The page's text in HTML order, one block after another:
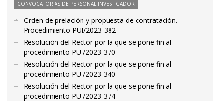
CONVOCATORIAS DE PERSONAL INVESTIGADOR
Orden de prelación y propuesta de contratación.
Procedimiento PUI/2023-382
Resolución del Rector por la que se pone fin al
procedimiento PUI/2023-370
Resolución del Rector por la que se pone fin al
procedimiento PUI/2023-340
Resolución del Rector por la que se pone fin al
procedimiento PUI/2023-374